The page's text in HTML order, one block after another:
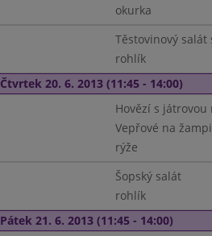
okurka
Těstovinový
rohlík
Čtvrtek 20. 6. 2013 (11:45 - 14:00)
Hovězí s játrovou
Vepřové na
rýže
Šopský salát
rohlík
Pátek 21. 6. 2013 (11:45 - 14:00)